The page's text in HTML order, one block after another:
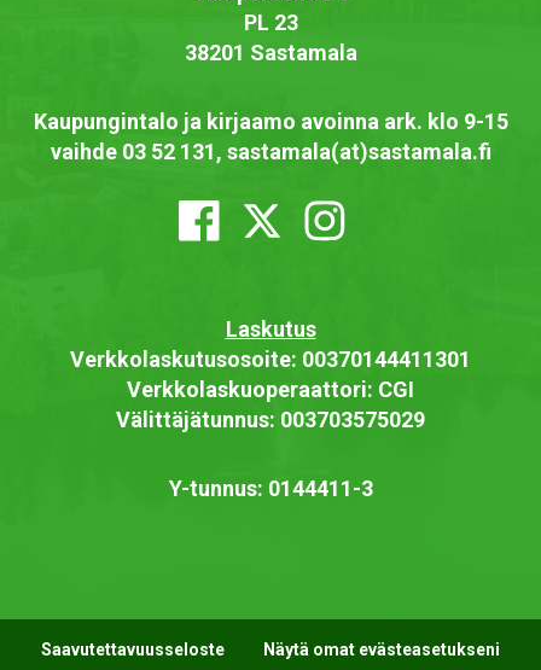
PL 23
38201 Sastamala
Kaupungintalo ja kirjaamo avoinna ark. klo 9-15
vaihde 03 52 131, sastamala(at)sastamala.fi
Laskutus
Verkkolaskutusosoite: 00370144411301
Verkkolaskuoperaattori: CGI
Välittäjätunnus: 003703575029
Y-tunnus: 0144411-3
Saavutettavuusseloste Näytä omat evästeasetukseni